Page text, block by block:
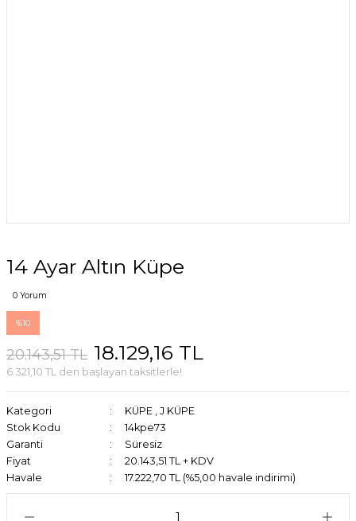
14 Ayar Altın Küpe
0 Yorum
%10
20.143,51 TL 18.129,16 TL
6.321,10 TL den başlayan taksitlerle!
Kategori KÜPE , J KÜPE
Stok Kodu
14kpe73
Garanti
Süresiz
Fiyat
20.143,51 TL + KDV
Havale
17.222,70 TL (%5,00 havale indirimi)